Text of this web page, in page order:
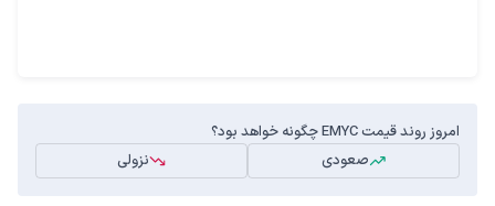
امروز روند قیمت EMYC چگونه خواهد بود؟
صعودی
نزولی